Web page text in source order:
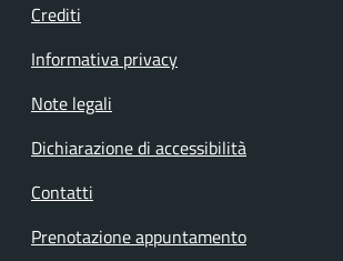
Crediti
Informativa privacy
Note legali
Dichiarazione di accessibilità
Contatti
Prenotazione appuntamento